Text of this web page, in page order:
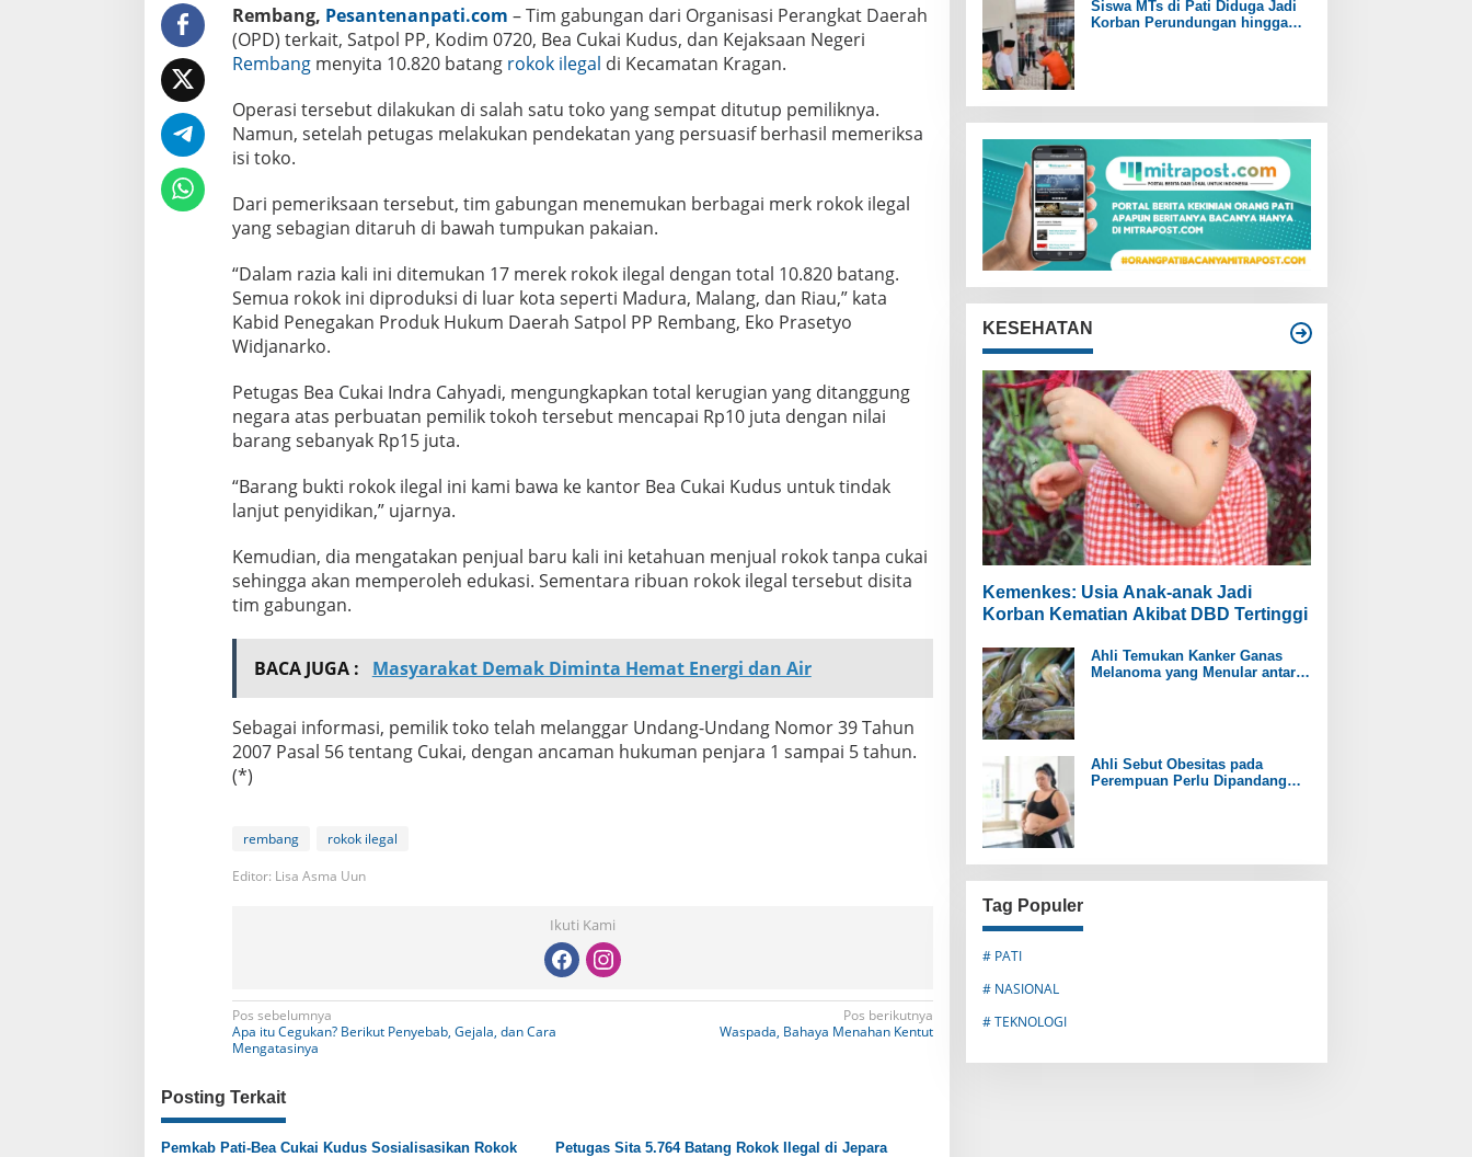
b
a
n
g
Rembang, Pesantenanpati.com – Tim gabungan dari Organisasi Perangkat Daerah
(OPD) terkait, Satpol PP, Kodim 0720, Bea Cukai Kudus, dan Kejaksaan Negeri
Rembangmenyita 10.820 batang rokok ilegal di Kecamatan Kragan.
Operasi tersebut dilakukan di salah satu toko yang sempat ditutup pemiliknya.
Namun, setelah petugas melakukan pendekatan yang persuasif berhasil memeriksa
isi toko.
Dari pemeriksaan tersebut, tim gabungan menemukan berbagai merk rokok ilegal
yang sebagian ditaruh di bawah tumpukan pakaian.
“Dalam razia kali ini ditemukan 17 merek rokok ilegal dengan total 10.820 batang.
Semua rokok ini diproduksi di luar kota seperti Madura, Malang, dan Riau,” kata
Kabid Penegakan Produk Hukum Daerah Satpol PP Rembang, Eko Prasetyo
Widjanarko.
Petugas Bea Cukai Indra Cahyadi, mengungkapkan total kerugian yang ditanggung
negara atas perbuatan pemilik tokoh tersebut mencapai Rp10 juta dengan nilai
barang sebanyak Rp15 juta.
“Barang bukti rokok ilegal ini kami bawa ke kantor Bea Cukai Kudus untuk tindak
lanjut penyidikan,” ujarnya.
Kemudian, dia mengatakan penjual baru kali ini ketahuan menjual rokok tanpa cukai
sehingga akan memperoleh edukasi. Sementara ribuan rokok ilegal tersebut disita
tim gabungan.
BACA JUGA : Masyarakat Demak Diminta Hemat Energi dan Air
Sebagai informasi, pemilik toko telah melanggar Undang-Undang Nomor 39 Tahun
2007 Pasal 56 tentang Cukai, dengan ancaman hukuman penjara 1 sampai 5 tahun.
(*)
rembang
rokok ilegal
Editor: Lisa Asma Uun
Ikuti Kami
N
a
v
i
g
Pos sebelumnya
Apa itu Cegukan? Berikut Penyebab, Gejala, dan Cara
Mengatasinya
Pos berikutnya
Waspada, Bahaya Menahan Kentut
Posting Terkait
Pemkab Pati-Bea Cukai Kudus Sosialisasikan Rokok
Petugas Sita 5.764 Batang Rokok Ilegal di Jepara
Siswa MTs di Pati Diduga Jadi
Korban Perundungan hingga
KESEHATAN
Kemenkes: Usia Anak-anak Jadi
Korban Kematian Akibat DBD Tertinggi
Ahli Temukan Kanker Ganas
Melanoma yang Menular antar
Ahli Sebut Obesitas pada
Perempuan Perlu Dipandang
Tag Populer
# PATI
# NASIONAL
# TEKNOLOGI